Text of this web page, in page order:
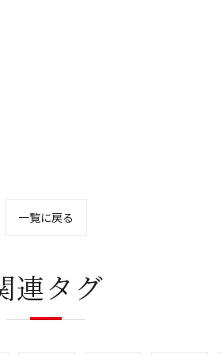
一覧に戻る
連タグ